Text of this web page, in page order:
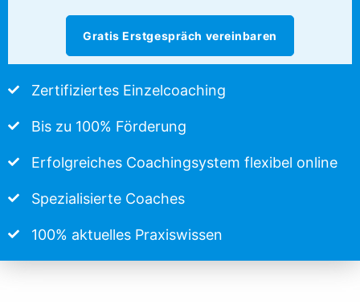
Gratis Erstgespräch vereinbaren
Zertifiziertes Einzelcoaching
Bis zu 100% Förderung
Erfolgreiches Coachingsystem flexibel online
Spezialisierte Coaches
100% aktuelles Praxiswissen